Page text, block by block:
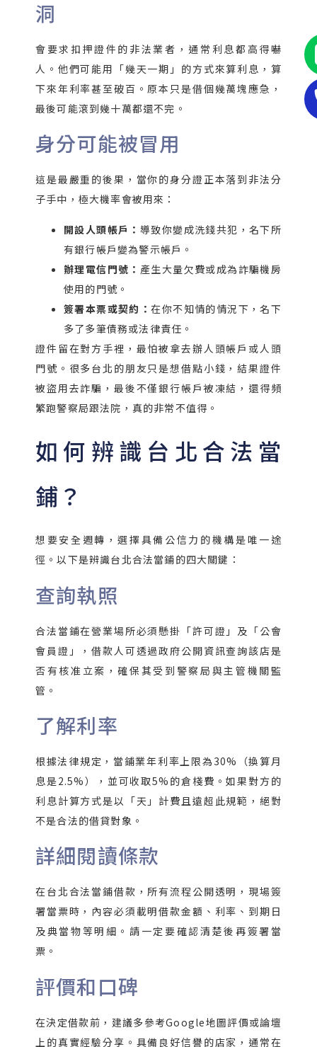
洞
會要求扣押證件的非法業者，通常利息都高得嚇
人。他們可能用「幾天一期」的方式來算利息，算
下來年利率甚至破百。原本只是借個幾萬塊應急，
最後可能滾到幾十萬都還不完。
身分可能被冒用
這是最嚴重的後果，當你的身分證正本落到非法分
子手中，極大機率會被用來：
開設人頭帳戶： 導致你變成洗錢共犯，名下所
有銀行帳戶變為警示帳戶。
辦理電信門號： 產生大量欠費或成為詐騙機房
使用的門號。
簽署本票或契約：在你不知情的情況下，名下
多了多筆債務或法律責任。
證件留在對方手裡，最怕被拿去辦人頭帳戶或人頭
門號。很多台北的朋友只是想借點小錢，結果證件
被盜用去詐騙，最後不僅銀行帳戶被凍結，還得頻
繁跑警察局跟法院，真的非常不值得。
如何辨識台北合法當
鋪？
想要安全週轉，選擇具備公信力的機構是唯一途
徑。以下是辨識台北合法當鋪的四大關鍵：
查詢執照
合法當鋪在營業場所必須懸掛「許可證」及「公會
會員證」，借款人可透過政府公開資訊查詢該店是
否有核准立案，確保其受到警察局與主管機關監
管。
了解利率
根據法律規定，當鋪業年利率上限為30%（換算月
息是2.5%），並可收取5%的倉棧費。如果對方的
利息計算方式是以「天」計費且遠超此規範，絕對
不是合法的借貸對象。
詳細閱讀條款
在台北合法當鋪借款，所有流程公開透明，現場簽
署當票時，內容必須載明借款金額、利率、到期日
及典當物等明細。請一定要確認清楚後再簽署當
票。
評價和口碑
在決定借款前，建議多參考Google地圖評價或論壇
上的真實經驗分享。具備良好信譽的店家，通常在